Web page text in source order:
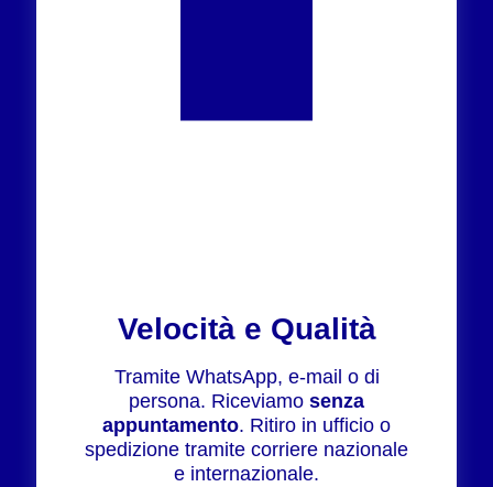
Velocità e Qualità
Tramite WhatsApp, e-mail o di
persona. Riceviamo senza
appuntamento. Ritiro in ufficio o
spedizione tramite corriere nazionale
e internazionale.